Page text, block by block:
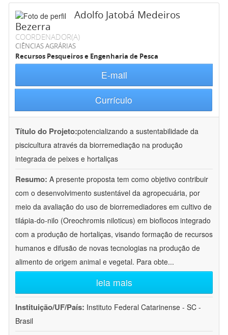
Adolfo Jatobá Medeiros
Bezerra
COORDENADOR(A)
CIÊNCIAS AGRÁRIAS
Recursos Pesqueiros e Engenharia de Pesca
E-mail
Currículo
Título do Projeto:potencializando a sustentabilidade da
piscicultura através da biorremediação na produção
integrada de peixes e hortaliças
Resumo: A presente proposta tem como objetivo contribuir
com o desenvolvimento sustentável da agropecuária, por
meio da avaliação do uso de biorremediadores em cultivo de
tilápia-do-nilo (Oreochromis niloticus) em bioflocos integrado
com a produção de hortaliças, visando formação de recursos
humanos e difusão de novas tecnologias na produção de
alimento de origem animal e vegetal. Para obte...
leia mais
Instituição/UF/País: Instituto Federal Catarinense - SC -
Brasil